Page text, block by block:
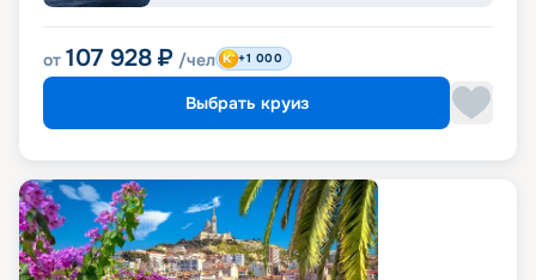
от 107 928 ₽ /чел +1 000
Выбрать круиз